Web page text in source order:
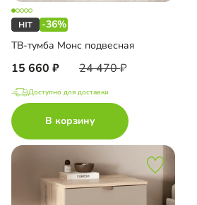
-36%
ТВ-тумба Монс подвесная
15 660 24 470
Доступно для доставки
В корзину